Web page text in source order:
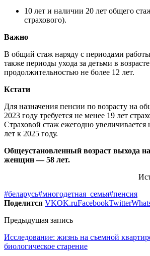
10 лет и наличии 20 лет общего
страхового).
Важно
В общий стаж наряду с периодами
также периоды ухода за детьми в
продолжительностью не более 12 лет.
Кстати
Для назначения пенсии по возрасту на
2023 году требуется не менее 19 лет
Страховой стаж ежегодно увеличивается
лет к 2025 году.
Общеустановленный возраст выхода
женщин — 58 лет.
#беларусь#многодетная_семья#пенсия
Поделится VKOK.ruFacebookTwitter
Предыдущая запись
Исследование: жизнь на съемной
биологическое старение